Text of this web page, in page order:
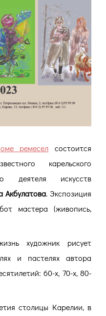
ремесел состоится
карельского
деятеля искусств
Акбулатова. Экспозиция
мастера (живопись,
художник рисует
и пастелях автора
60-х, 70-х, 80-
столицы Карелии, в